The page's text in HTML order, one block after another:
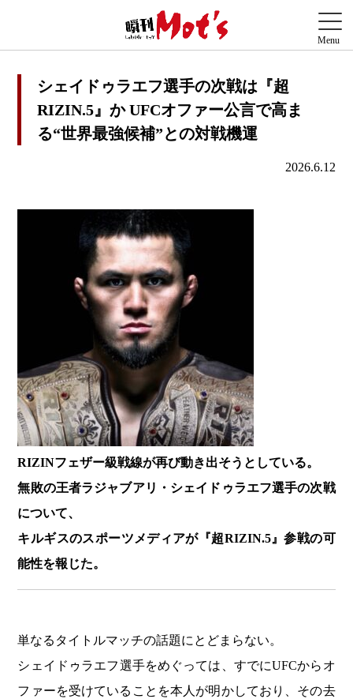
シェイドゥラエフ選手の次戦は『超
RIZIN.5』か UFCオファー公言で高ま
る“世界最強候補”との対戦機運
2026.6.12
RIZINフェザー級戦線が再び動き出そうとしている。
無敗の王者ラジャブアリ・シェイドゥラエフ選手の次戦
について、
キルギスのスポーツメディアが『超RIZIN.5』参戦の可
能性を報じた。
単なるタイトルマッチの話題にとどまらない。
シェイドゥラエフ選手をめぐっては、すでにUFCからオ
ファーを受けていることを本人が明かしており、その去